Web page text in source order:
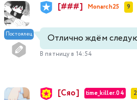
Постоялец
[###] Monarch25 9
Отлично ждём
В пятницу в 14:54
[Сяо] time_killer.04